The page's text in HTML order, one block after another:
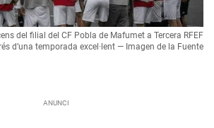
del filial del CF Pobla de Mafumet a Tercera RFEF
d’una temporada excel·lent — Imagen de la Fuente